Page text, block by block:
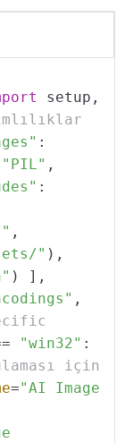
setup,
:
"PIL" ,
:
,
" ),
)
],
,
"win32" :
için
="AI Image